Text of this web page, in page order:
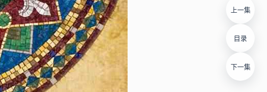
上一集
目录
下一集